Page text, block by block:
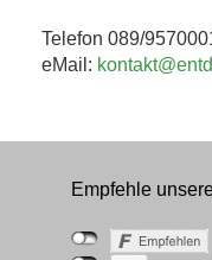
Telefon 089/
eMail:
Empfehle